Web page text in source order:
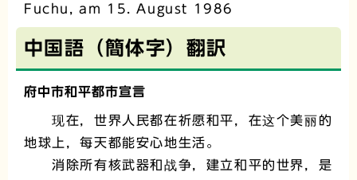
Fuchu, am 15. August 1986
中国語（簡体字）翻訳
府中市和平都市宣言
现在，世界人民都在祈愿和平，在这个美丽的
地球上，每天都能安心地生活。
消除所有核武器和战争，建立和平的世界，是